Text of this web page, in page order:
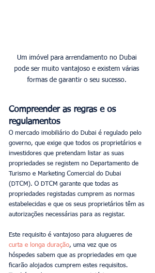
Um imóvel para arrendamento no Dubai
pode ser muito vantajoso e existem várias
formas de garantir o seu sucesso.
Compreender as regras e os
regulamentos
O mercado imobiliário do Dubai é regulado pelo
governo, que exige que todos os proprietários e
investidores que pretendam listar as suas
propriedades se registem no Departamento de
Turismo e Marketing Comercial do Dubai
(DTCM). O DTCM garante que todas as
propriedades registadas cumprem as normas
estabelecidas e que os seus proprietários têm as
autorizações necessárias para as registar.
Este requisito é vantajoso para alugueres de
curta e longa duração, uma vez que os
hóspedes sabem que as propriedades em que
ficarão alojados cumprem estes requisitos.